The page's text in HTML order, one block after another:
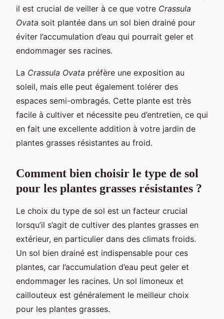
il est crucial de veiller à ce que votre Crassula
Ovata soit plantée dans un sol bien drainé pour
éviter l’accumulation d’eau qui pourrait geler et
endommager ses racines.
La Crassula Ovata préfère une exposition au
soleil, mais elle peut également tolérer des
espaces semi-ombragés. Cette plante est très
facile à cultiver et nécessite peu d’entretien, ce qui
en fait une excellente addition à votre jardin de
plantes grasses résistantes au froid.
Comment bien choisir le type de sol
pour les plantes grasses résistantes ?
Le choix du type de sol est un facteur crucial
lorsqu’il s’agit de cultiver des plantes grasses en
extérieur, en particulier dans des climats froids.
Un sol bien drainé est indispensable pour ces
plantes, car l’accumulation d’eau peut geler et
endommager les racines. Un sol limoneux et
caillouteux est généralement le meilleur choix
pour les plantes grasses.